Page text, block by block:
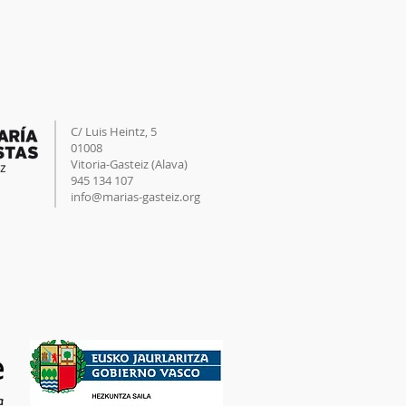
C/ Luis Heintz, 5
01008
Vitoria-Gasteiz (Alava)
945 134 107
info@marias-gasteiz.org